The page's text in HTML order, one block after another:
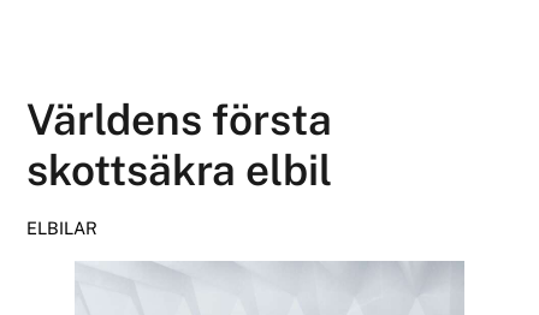
Världens första
skottsäkra elbil
ELBILAR